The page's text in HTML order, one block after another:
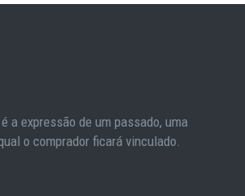
a expressão de um passado, uma
o comprador ficará vinculado.